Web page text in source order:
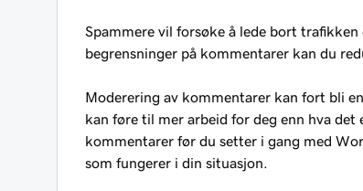
Spammere vil forsøke å lede bort
begrensninger på kommentarer kan du
Moderering av kommentarer kan fort bli
kan føre til mer arbeid for deg enn hva
kommentarer før du setter i gang med
som fungerer i din situasjon.